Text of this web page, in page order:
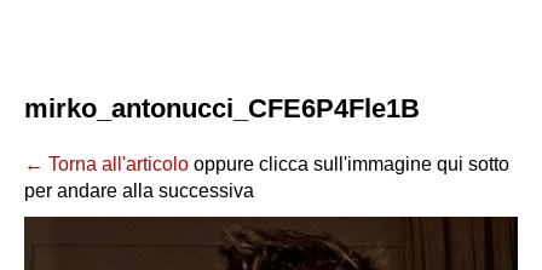
mirko_antonucci_CFE6P4Fle1B
← Torna all'articolo oppure clicca sull'immagine qui sotto
per andare alla successiva